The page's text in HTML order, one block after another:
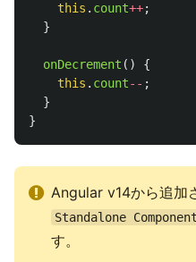
this . count++;
}
onDecrement ()
{
this . count-- ;
}
}
Angular v14から追加
Standalone
す。